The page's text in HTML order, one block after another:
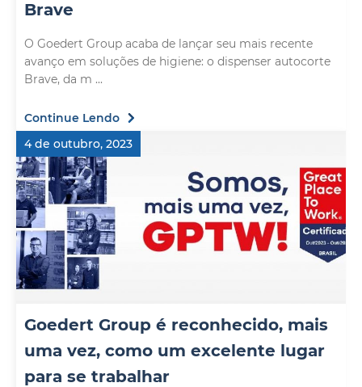
Brave
O Goedert Group acaba de lançar seu mais recente
avanço em soluções de higiene: o dispenser autocorte
Brave, da m ...
Continue Lendo
4 de outubro, 2023
Goedert Group é reconhecido, mais
uma vez, como um excelente lugar
para se trabalhar